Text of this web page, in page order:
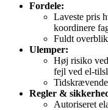
Fordele:
Laveste pris
koordinere
Fuldt
Ulemper:
Høj risiko
fejl ved
Regler &
Autoriseret